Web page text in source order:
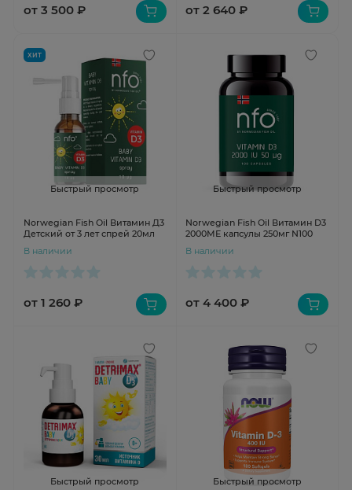
от 3 500 ₽ от 2 640 ₽
ХИТ
Быстрый просмотр
Norwegian Fish Oil Витамин Д3
Детский от 3 лет спрей 20мл
В наличии
от 1 260 ₽
Быстрый просмотр
Norwegian Fish Oil Витамин D3
2000МЕ капсулы 250мг N100
В наличии
от 4 400 ₽
Быстрый просмотр Быстрый просмотр